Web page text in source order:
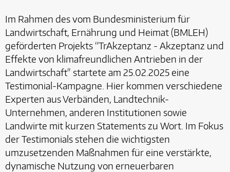
Im Rahmen des vom Bundesministerium für
Landwirtschaft, Ernährung und Heimat (BMLEH)
geförderten Projekts “TrAkzeptanz - Akzeptanz und
Effekte von klimafreundlichen Antrieben in der
Landwirtschaft" startete am 25.02.2025 eine
Testimonial-Kampagne. Hier kommen verschiedene
Experten aus Verbänden, Landtechnik-
Unternehmen, anderen Institutionen sowie
Landwirte mit kurzen Statements zu Wort. Im Fokus
der Testimonials stehen die wichtigsten
umzusetzenden Maßnahmen für eine verstärkte,
dynamische Nutzung von erneuerbaren